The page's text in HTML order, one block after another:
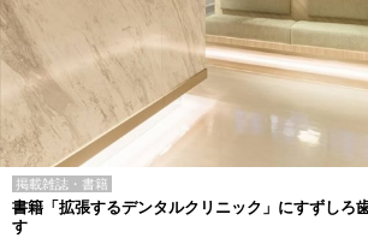
掲載雑誌・書籍
書籍「拡張するデンタルクリニック」にすずしろ
す